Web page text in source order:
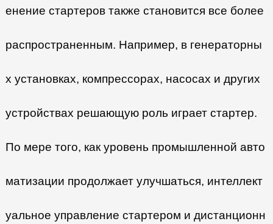
енение стартеров также становится все более
распространенным. Например, в генераторны
х установках, компрессорах, насосах и других
устройствах решающую роль играет стартер.
По мере того, как уровень промышленной авто
матизации продолжает улучшаться, интеллект
уальное управление стартером и дистанционн